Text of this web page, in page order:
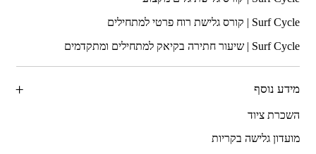
מידע נוסף
השכרת ציוד
מועדון גלישה בקריות